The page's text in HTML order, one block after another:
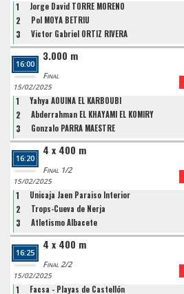
1 Jorge David TORRE MORENO
2 Pol MOYA BETRIU
3 Victor Gabriel ORTIZ RIVERA
16:00
3.000 m
Final
15/02/2025
1 Yahya AOUINA EL KARBOUBI
2 Abderrahman EL KHAYAMI EL KOMIRY
3 Gonzalo PARRA MAESTRE
16:20
4 x 400 m
Final 1/2
15/02/2025
1 Unicaja Jaen Paraiso Interior
2 Trops-Cueva de Nerja
3 Atletismo Albacete
16:25
4 x 400 m
Final 2/2
15/02/2025
1 Facsa - Playas de Castellón